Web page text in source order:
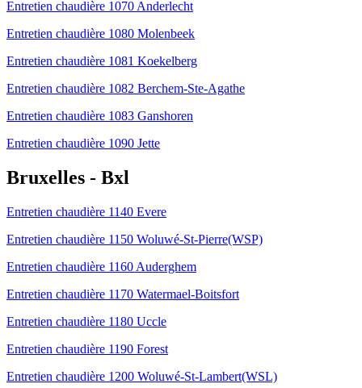
Entretien chaudière 1070 Anderlecht
Entretien chaudière 1080 Molenbeek
Entretien chaudière 1081 Koekelberg
Entretien chaudière 1082 Berchem-Ste-Agathe
Entretien chaudière 1083 Ganshoren
Entretien chaudière 1090 Jette
Bruxelles - Bxl
Entretien chaudière 1140 Evere
Entretien chaudière 1150 Woluwé-St-Pierre(WSP)
Entretien chaudière 1160 Auderghem
Entretien chaudière 1170 Watermael-Boitsfort
Entretien chaudière 1180 Uccle
Entretien chaudière 1190 Forest
Entretien chaudière 1200 Woluwé-St-Lambert(WSL)